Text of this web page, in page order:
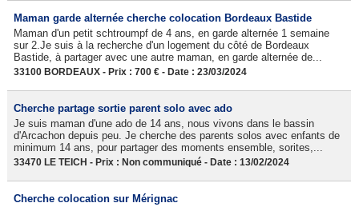
Maman garde alternée cherche colocation Bordeaux Bastide
Maman d'un petit schtroumpf de 4 ans, en garde alternée 1 semaine
sur 2.Je suis à la recherche d'un logement du côté de Bordeaux
Bastide, à partager avec une autre maman, en garde alternée de...
33100 BORDEAUX - Prix : 700 € - Date : 23/03/2024
Cherche partage sortie parent solo avec ado
Je suis maman d'une ado de 14 ans, nous vivons dans le bassin
d'Arcachon depuis peu. Je cherche des parents solos avec enfants de
minimum 14 ans, pour partager des moments ensemble, sorites,...
33470 LE TEICH - Prix : Non communiqué - Date : 13/02/2024
Cherche colocation sur Mérignac